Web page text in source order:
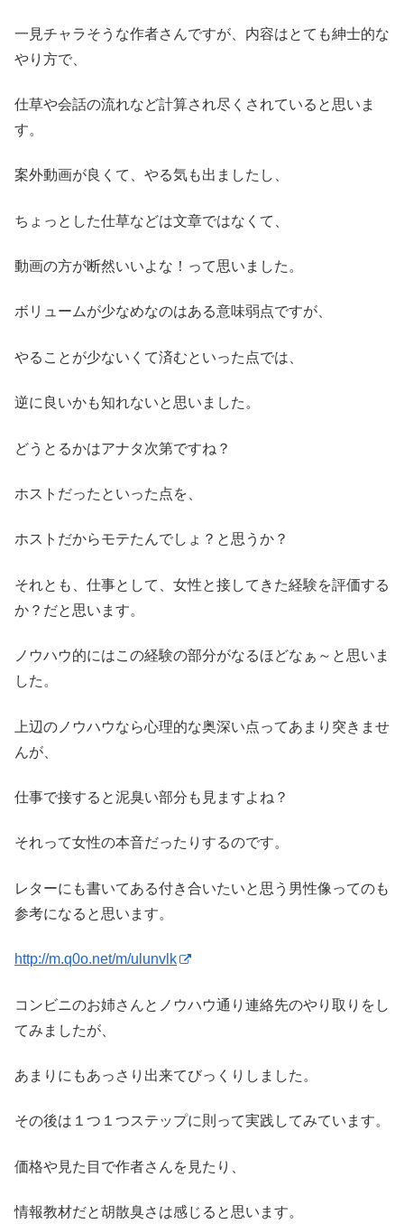
一見チャラそうな作者さんですが、内容はとても紳士的な
やり方で、
仕草や会話の流れなど計算され尽くされていると思いま
す。
案外動画が良くて、やる気も出ましたし、
ちょっとした仕草などは文章ではなくて、
動画の方が断然いいよな！って思いました。
ボリュームが少なめなのはある意味弱点ですが、
やることが少ないくて済むといった点では、
逆に良いかも知れないと思いました。
どうとるかはアナタ次第ですね？
ホストだったといった点を、
ホストだからモテたんでしょ？と思うか？
それとも、仕事として、女性と接してきた経験を評価する
か？だと思います。
ノウハウ的にはこの経験の部分がなるほどなぁ～と思いま
した。
上辺のノウハウなら心理的な奥深い点ってあまり突きませ
んが、
仕事で接すると泥臭い部分も見ますよね？
それって女性の本音だったりするのです。
レターにも書いてある付き合いたいと思う男性像ってのも
参考になると思います。
http://m.q0o.net/m/ulunvlk
コンビニのお姉さんとノウハウ通り連絡先のやり取りをし
てみましたが、
あまりにもあっさり出来てびっくりしました。
その後は１つ１つステップに則って実践してみています。
価格や見た目で作者さんを見たり、
情報教材だと胡散臭さは感じると思います。